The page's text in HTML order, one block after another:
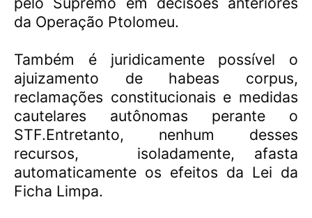
da Operação Ptolomeu.
Também é juridicamente possível o
ajuizamento de habeas corpus,
reclamações constitucionais e medidas
cautelares autônomas perante o
STF.Entretanto, nenhum desses
recursos,
isoladamente, afasta
automaticamente os efeitos da Lei da
Ficha Limpa.